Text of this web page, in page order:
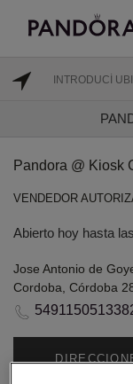
Pandora @ Kiosk
VENDEDOR
Abierto hoy hasta
Jose Antonio de
Cordoba, Córdoba